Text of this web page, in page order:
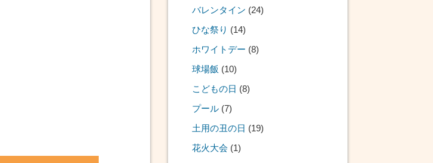
バレンタイン (24)
ひな祭り (14)
ホワイトデー (8)
球場飯 (10)
こどもの日 (8)
プール (7)
土用の丑の日 (19)
花火大会 (1)